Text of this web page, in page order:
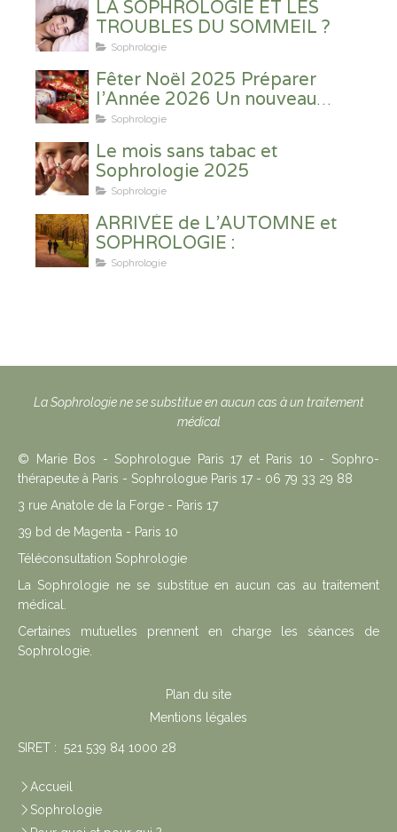
LA SOPHROLOGIE ET LES
TROUBLES DU SOMMEIL ?
Sophrologie
Fêter Noël 2025 Préparer
l’Année 2026 Un nouveau
souffle
Sophrologie
Le mois sans tabac et
Sophrologie 2025
Sophrologie
ARRIVÉE de L’AUTOMNE et
SOPHROLOGIE :
Sophrologie
La Sophrologie ne se substitue en aucun cas à un traitement
médical
© Marie Bos - Sophrologue Paris 17 et Paris 10 - Sophro-
thérapeute à Paris - Sophrologue Paris 17 - 06 79 33 29 88
3 rue Anatole de la Forge - Paris 17
39 bd de Magenta - Paris 10
Téléconsultation Sophrologie
La Sophrologie ne se substitue en aucun cas au traitement
médical.
Certaines mutuelles prennent en charge les séances de
Sophrologie.
Plan du site
Mentions légales
SIRET : 521 539 84 1000 28
Accueil
Sophrologie